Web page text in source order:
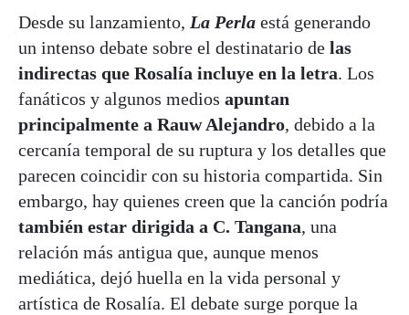
Desde su lanzamiento, La Perla está generando
un intenso debate sobre el destinatario de las
indirectas que Rosalía incluye en la letra. Los
fanáticos y algunos medios apuntan
principalmente a Rauw Alejandro, debido a la
cercanía temporal de su ruptura y los detalles que
parecen coincidir con su historia compartida. Sin
embargo, hay quienes creen que la canción podría
también estar dirigida a C. Tangana, una
relación más antigua que, aunque menos
mediática, dejó huella en la vida personal y
artística de Rosalía. El debate surge porque la